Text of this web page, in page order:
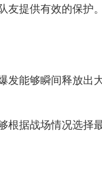
友提供有效的保护
发能够瞬间释放出
据战场情况选择